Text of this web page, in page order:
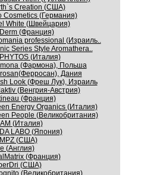
Creation (США)
Cosmetics (Германия)
White (Швейцария)
(Франция)
professional (Израиль..
Series Style Aromathera..
(Италия)
(Фармона), Польша
Дания
Look (Фреш Лук), Израиль
(Венгрия-Австрия)
(Франция)
Energy Organics (Италия)
People (Великобритания)
(Италия)
LABO (Япония)
(США)
(Англия)
(Франция)
(США)
(Великобритания)